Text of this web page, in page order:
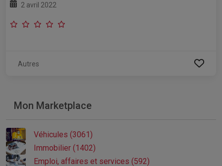
2 avril 2022
Autres
Mon Marketplace
Véhicules (3061)
Immobilier (1402)
Emploi, affaires et services (592)